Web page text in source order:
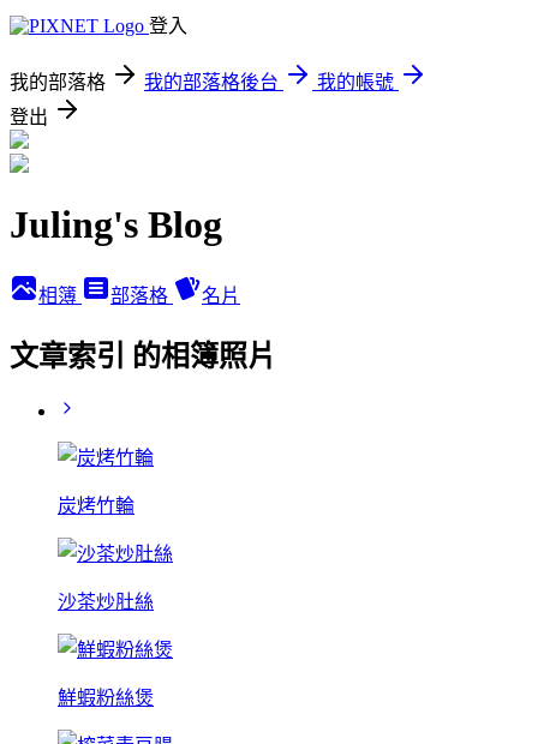
登入
我的部落格 我的部落格後台
我的帳號
登出
Juling's Blog
相簿 部落格 名片
文章索引 的相簿照片
炭烤竹輪
沙茶炒肚絲
鮮蝦粉絲煲